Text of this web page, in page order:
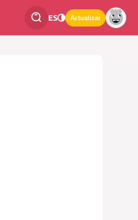
ES Actualizar